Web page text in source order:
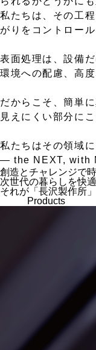
私たちは、その工
がりをコントロール
表面処理は、設備
環境への配慮、高
だからこそ、簡単
見えにくい部分に
私たちはその領域
— the NEXT, with
創造とチャレンジで
次世代の暮らしを快
それが「長沢製作所」
Products